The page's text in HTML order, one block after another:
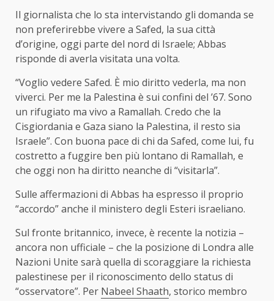
Il giornalista che lo sta intervistando gli domanda se
non preferirebbe vivere a Safed, la sua città
d’origine, oggi parte del nord di Israele; Abbas
risponde di averla visitata una volta.
“Voglio vedere Safed. È mio diritto vederla, ma non
viverci. Per me la Palestina è sui confini del ’67. Sono
un rifugiato ma vivo a Ramallah. Credo che la
Cisgiordania e Gaza siano la Palestina, il resto sia
Israele”. Con buona pace di chi da Safed, come lui, fu
costretto a fuggire ben più lontano di Ramallah, e
che oggi non ha diritto neanche di “visitarla”.
Sulle affermazioni di Abbas ha espresso il proprio
“accordo” anche il ministero degli Esteri israeliano.
Sul fronte britannico, invece, è recente la notizia –
ancora non ufficiale – che la posizione di Londra alle
Nazioni Unite sarà quella di scoraggiare la richiesta
palestinese per il riconoscimento dello status di
“osservatore”. Per Nabeel Shaath, storico membro